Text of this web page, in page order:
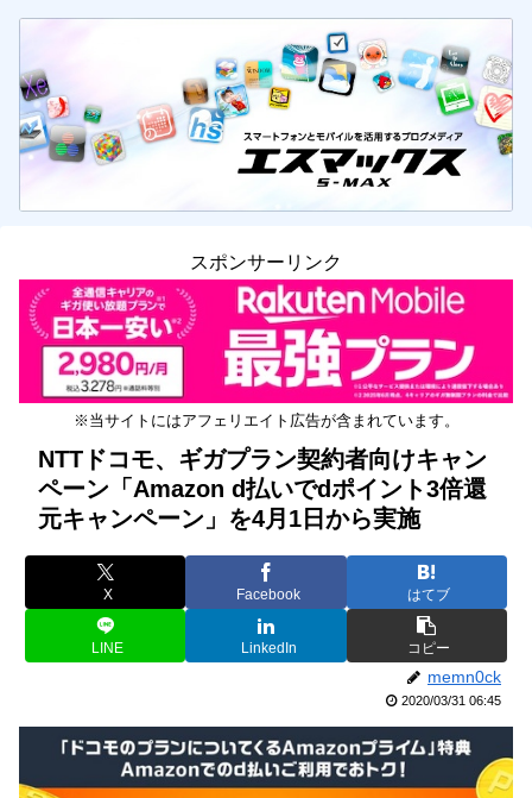
スポンサーリンク
※当サイトにはアフェリエイト広告が含まれています。
NTTドコモ、ギガプラン契約者向けキャン
ペーン「Amazon d払いでdポイント3倍還
元キャンペーン」を4月1日から実施
X Facebook はてブ
LINE LinkedIn コピー
memn0ck
2020/03/31 06:45